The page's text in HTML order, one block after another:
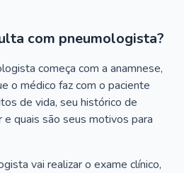
com pneumologista?
começa com a anamnese,
o médico faz com o paciente
de vida, seu histórico de
quais são seus motivos para
vai realizar o exame clínico,